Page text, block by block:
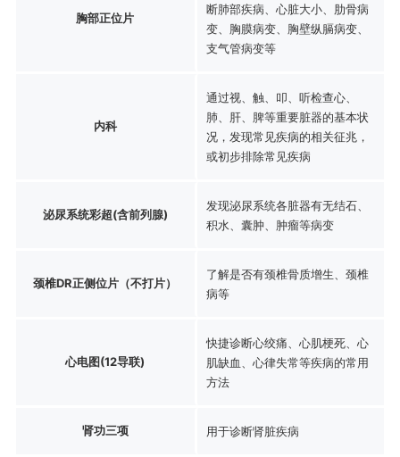
胸部正位片
断肺部疾病、心脏大小、肋骨病
变、胸膜病变、胸壁纵膈病变、
支气管病变等
内科
通过视、触、叩、听检查心、
肺、肝、脾等重要脏器的基本状
况，发现常见疾病的相关征兆，
或初步排除常见疾病
泌尿系统彩超(含前列腺)
发现泌尿系统各脏器有无结石、
积水、囊肿、肿瘤等病变
颈椎DR正侧位片（不打片）
了解是否有颈椎骨质增生、颈椎
病等
心电图(12导联)
快捷诊断心绞痛、心肌梗死、心
肌缺血、心律失常等疾病的常用
方法
肾功三项 用于诊断肾脏疾病